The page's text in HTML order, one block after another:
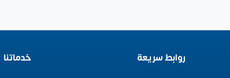
روابط سريعة خدماتنا